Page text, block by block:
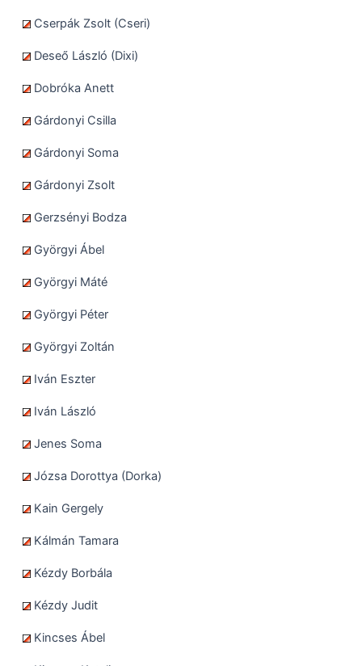
Cserpák Zsolt (Cseri)
Deseő László (Dixi)
Dobróka Anett
Gárdonyi Csilla
Gárdonyi Soma
Gárdonyi Zsolt
Gerzsényi Bodza
Györgyi Ábel
Györgyi Máté
Györgyi Péter
Györgyi Zoltán
Iván Eszter
Iván László
Jenes Soma
Józsa Dorottya (Dorka)
Kain Gergely
Kálmán Tamara
Kézdy Borbála
Kézdy Judit
Kincses Ábel